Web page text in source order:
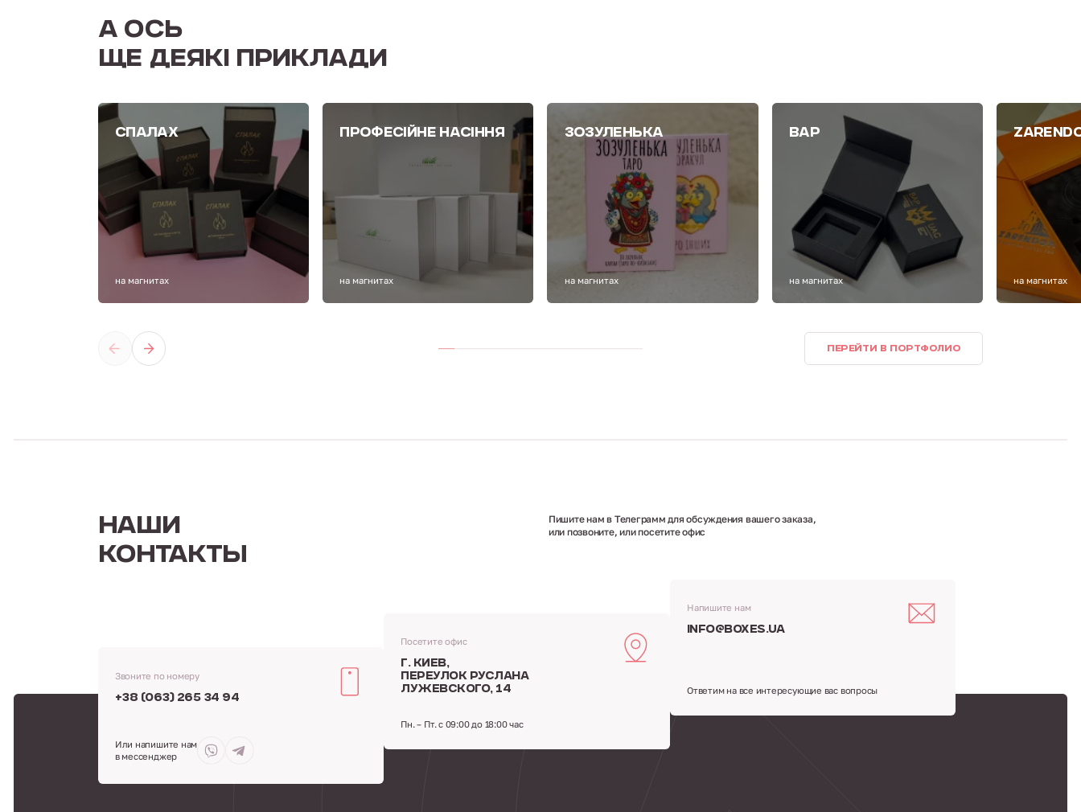
А ОСЬ
ЩЕ ДЕЯКІ ПРИКЛАДИ
СПАЛАХ
на магнитах
ПРОФЕСІЙНЕ НАСІННЯ
на магнитах
ЗОЗУЛЕНЬКА
на магнитах
ВАР
на магнитах на магнитах
ПЕРЕЙТИ В ПОРТФОЛИО
НАШИ
КОНТАКТЫ
Пишите нам в Телеграмм для обсуждения вашего заказа,
или позвоните, или посетите офис
Звоните по номеру
+38 (063) 265 34 94
Или напишите нам
в мессенджер
Посетите офис
г. Киев,
переулок Руслана
Лужевского, 14
Пн. – Пт. с 09:00 до 18:00 час
Напишите нам
info@boxes.ua
Ответим на все интересующие вас вопросы